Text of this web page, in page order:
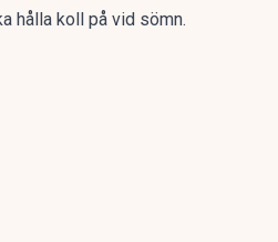
hålla koll på vid sömn.